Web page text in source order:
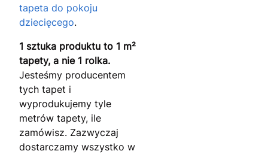
tapeta do pokoju
dziecięcego.
1 sztuka produktu to 1 m²
tapety, a nie 1 rolka.
Jesteśmy producentem
tych tapet i
wyprodukujemy tyle
metrów tapety, ile
zamówisz. Zazwyczaj
dostarczamy wszystko w